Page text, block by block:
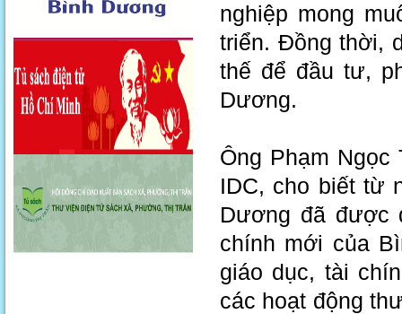
nghiệp mong
triển. Đồng thời,
thế để đầu tư,
Dương.
Ông Phạm Ngọc
IDC, cho biết từ
Dương đã được
chính mới của
giáo dục, tài
các hoạt động